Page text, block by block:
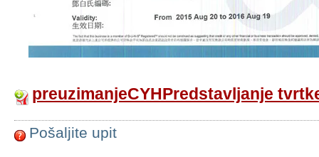
preuzimanjeCYHPredstavljanje
Pošaljite upit